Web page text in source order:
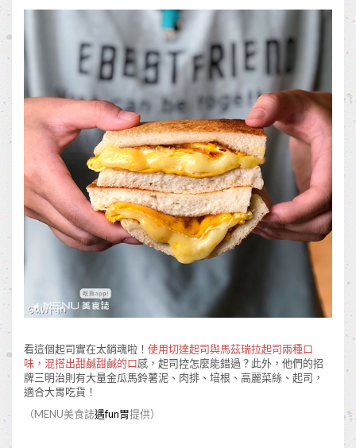
看這個起司實在太銷魂啦！ 使用切達起司與馬茲瑞拉起司兩種口
味，混搭出甜鹹甜鹹的口感，起司控怎麼能錯過？此外，他們的招
牌三明治則有大量金瓜馬鈴薯泥、肉排、培根、高麗菜絲、起司，
適合大胃吃貨！
（MENU美食誌遇fun胃提供）